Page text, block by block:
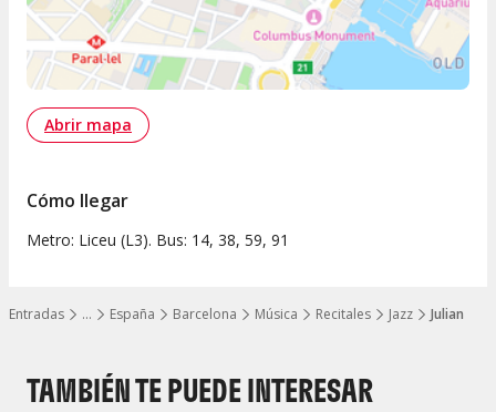
…
Mostrar todos los niveles
Entradas España Barcelona Música Recitales Jazz Julian
Abrir mapa
Cómo llegar
Metro: Liceu (L3). Bus: 14, 38, 59, 91
TAMBIÉN TE PUEDE INTERESAR